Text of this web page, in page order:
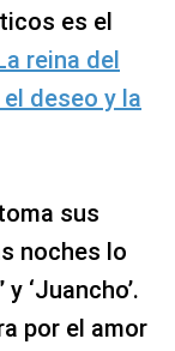
es el
reina del
deseo y la
sus
noches lo
‘Juancho’.
por el amor